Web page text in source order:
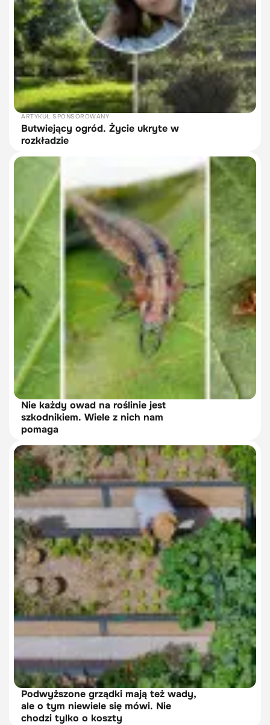
ARTYKUŁ SPONSOROWANY
Butwiejący ogród. Życie ukryte w
rozkładzie
Nie każdy owad na roślinie jest
szkodnikiem. Wiele z nich nam
pomaga
Podwyższone grządki mają też wady,
ale o tym niewiele się mówi. Nie
chodzi tylko o koszty